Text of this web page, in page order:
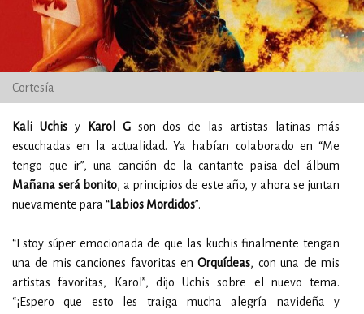
Cortesía
Kali Uchisy Karol Gson dos de las artistas latinas más
escuchadas en la actualidad. Ya habían colaborado en “Me
tengo que ir”, una canción de la cantante paisa del álbum
Mañana será bonito, a principios de este año, y ahora se juntan
nuevamente para “Labios Mordidos”.
“Estoy súper emocionada de que las kuchis finalmente tengan
una de mis canciones favoritas enOrquídeas, con una de mis
artistas favoritas, Karol”, dijo Uchis sobre el nuevo tema.
“¡Espero que esto les traiga mucha alegría navideña y